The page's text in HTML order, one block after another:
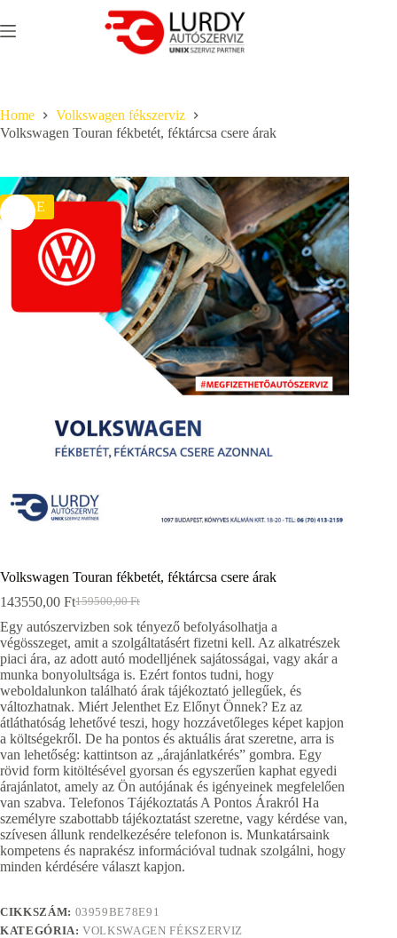
to
content
Home
Volkswagen fékszerviz
Volkswagen Touran fékbetét, féktárcsa csere árak
SALE
Volkswagen Touran fékbetét, féktárcsa csere árak
159500,00Ft
Original
price
was:
159500,00 Ft.
143550,00 FtCurrent
price
is:
143550,00 Ft.
Egy autószervizben sok tényező befolyásolhatja a
végösszeget, amit a szolgáltatásért fizetni kell. Az alkatrészek
piaci ára, az adott autó modelljének sajátosságai, vagy akár a
munka bonyolultsága is. Ezért fontos tudni, hogy
weboldalunkon található árak tájékoztató jellegűek, és
változhatnak. Miért Jelenthet Ez Előnyt Önnek? Ez az
átláthatóság lehetővé teszi, hogy hozzávetőleges képet kapjon
a költségekről. De ha pontos és aktuális árat szeretne, arra is
van lehetőség: kattintson az „árajánlatkérés” gombra. Egy
rövid form kitöltésével gyorsan és egyszerűen kaphat egyedi
árajánlatot, amely az Ön autójának és igényeinek megfelelően
van szabva. Telefonos Tájékoztatás A Pontos Árakról Ha
személyre szabottabb tájékoztatást szeretne, vagy kérdése van,
szívesen állunk rendelkezésére telefonon is. Munkatársaink
kompetens és naprakész információval tudnak szolgálni, hogy
minden kérdésére választ kapjon.
CIKKSZÁM: 03959BE78E91
KATEGÓRIA:VOLKSWAGEN FÉKSZERVIZ